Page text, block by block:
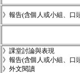
》報告(含個人或小組、口
》課堂討論與表現
》報告(含個人或小組、口
》外文閱讀